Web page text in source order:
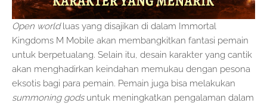
Open worldluas yang disajikan di dalam Immortal
Kingdoms M Mobile akan membangkitkan fantasi pemain
untuk berpetualang. Selain itu, desain karakter yang cantik
akan menghadirkan keindahan memukau dengan pesona
eksotis bagi para pemain. Pemain juga bisa melakukan
summoning godsuntuk meningkatkan pengalaman dalam